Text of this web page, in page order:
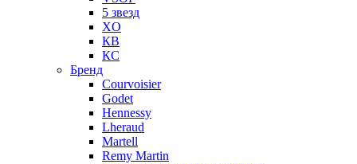
5 звезд
XO
КВ
КС
Бренд
Courvoisier
Godet
Hennessy
Lheraud
Martell
Remy Martin